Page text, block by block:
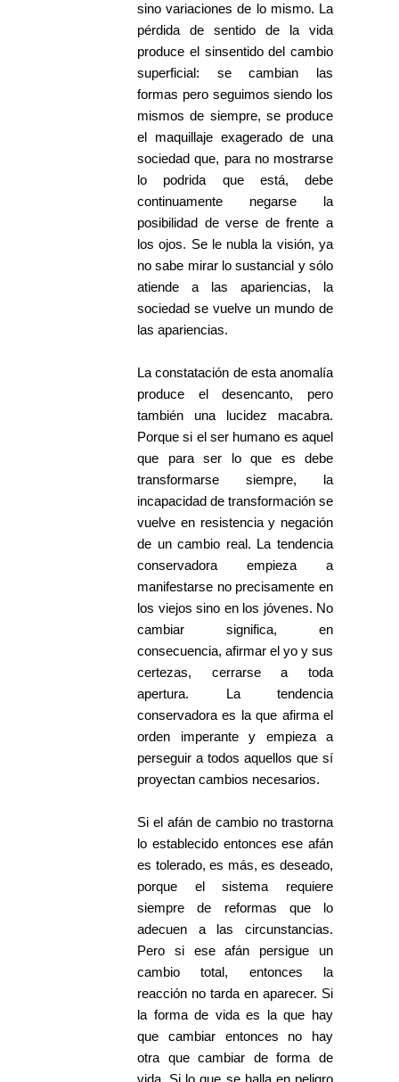
sino variaciones de lo mismo. La
pérdida de sentido de la vida
produce el sinsentido del cambio
superficial: se cambian las
formas pero seguimos siendo los
mismos de siempre, se produce
el maquillaje exagerado de una
sociedad que, para no mostrarse
lo podrida que está, debe
continuamente negarse la
posibilidad de verse de frente a
los ojos. Se le nubla la visión, ya
no sabe mirar lo sustancial y sólo
atiende a las apariencias, la
sociedad se vuelve un mundo de
las apariencias.
La constatación de esta anomalía
produce el desencanto, pero
también una lucidez macabra.
Porque si el ser humano es aquel
que para ser lo que es debe
transformarse siempre, la
incapacidad de transformación se
vuelve en resistencia y negación
de un cambio real. La tendencia
conservadora empieza a
manifestarse no precisamente en
los viejos sino en los jóvenes. No
cambiar significa, en
consecuencia, afirmar el yo y sus
certezas, cerrarse a toda
apertura. La tendencia
conservadora es la que afirma el
orden imperante y empieza a
perseguir a todos aquellos que sí
proyectan cambios necesarios.
Si el afán de cambio no trastorna
lo establecido entonces ese afán
es tolerado, es más, es deseado,
porque el sistema requiere
siempre de reformas que lo
adecuen a las circunstancias.
Pero si ese afán persigue un
cambio total, entonces la
reacción no tarda en aparecer. Si
la forma de vida es la que hay
que cambiar entonces no hay
otra que cambiar de forma de